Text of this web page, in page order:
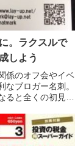
。ラクスルで
しよう
係のオフ会やイベ
なブロガー名刺。
ると全くの初見の